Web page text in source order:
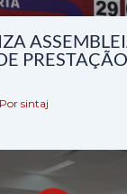
sintaj